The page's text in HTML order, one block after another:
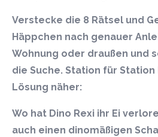
Verstecke die 8 Rätsel und
Häppchen nach genauer
Wohnung oder draußen und
die Suche. Station für
Lösung näher:
Wo hat Dino Rexi ihr Ei
auch einen dinomäßigen